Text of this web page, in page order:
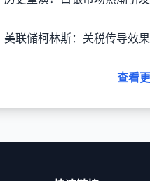
美联储柯林斯：关税传导效
查看